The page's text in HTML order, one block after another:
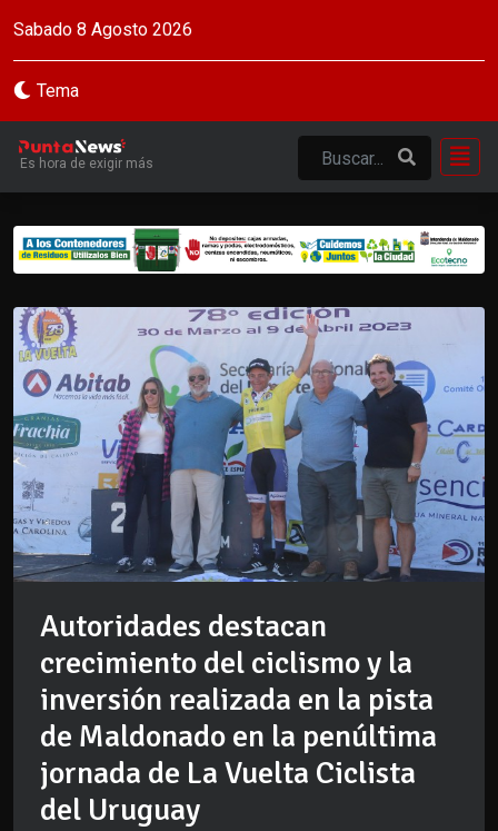
Sabado 8 Agosto 2026
Tema
Es hora de exigir más
Autoridades destacan
crecimiento del ciclismo y la
inversión realizada en la pista
de Maldonado en la penúltima
jornada de La Vuelta Ciclista
del Uruguay